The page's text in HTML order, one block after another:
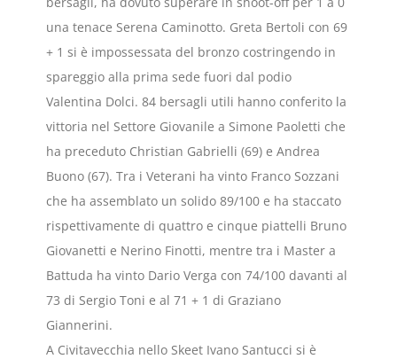
una tenace Serena Caminotto. Greta Bertoli con 69
+ 1 si è impossessata del bronzo costringendo in
spareggio alla prima sede fuori dal podio
Valentina Dolci. 84 bersagli utili hanno conferito la
vittoria nel Settore Giovanile a Simone Paoletti che
ha preceduto Christian Gabrielli (69) e Andrea
Buono (67). Tra i Veterani ha vinto Franco Sozzani
che ha assemblato un solido 89/100 e ha staccato
rispettivamente di quattro e cinque piattelli Bruno
Giovanetti e Nerino Finotti, mentre tra i Master a
Battuda ha vinto Dario Verga con 74/100 davanti al
73 di Sergio Toni e al 71 + 1 di Graziano
Giannerini.
A Civitavecchia nello Skeet Ivano Santucci si è